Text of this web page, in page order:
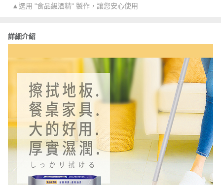
▲選用 "食品級酒精" 製作，讓您安心使用
詳細介紹